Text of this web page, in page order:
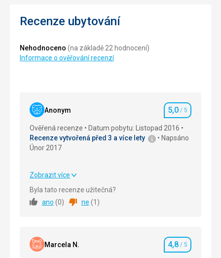
Recenze ubytování
Nehodnoceno (na základě 22 hodnocení)
Informace o ověřování recenzí
Anonym Hodnocení
5,0 / 5
Ověřená recenze
Datum pobytu: Listopad 2016
Recenze vytvořená před 3 a více lety
Napsáno
Únor 2017
Strava
Ubytování
Služby 5,0/ 5
Zobrazit více
Byla tato recenze užitečná?
ano (0) ne (1 )
Marcela N. Hodnocení
4,8 / 5